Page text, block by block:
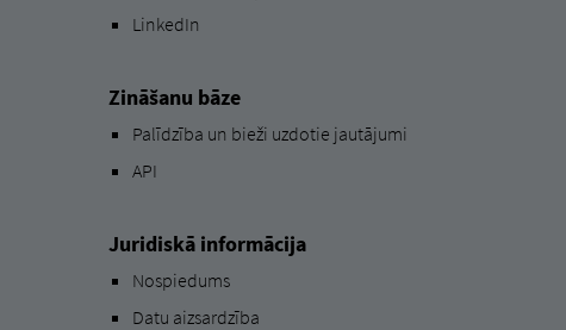
LinkedIn
Zināšanu bāze
Palīdzība un bieži uzdotie jautājumi
API
Juridiskā informācija
Nospiedums
Datu aizsardzība